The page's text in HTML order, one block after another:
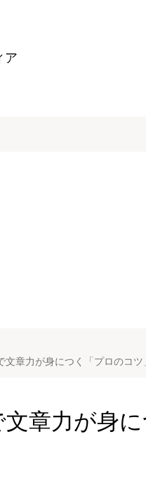
ア
文章力が身につく「プロのコツ
章力が身